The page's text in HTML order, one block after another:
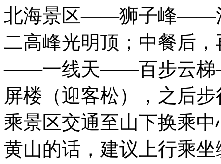
北海景区——狮子峰
二高峰光明顶；中餐后
——一线天——百步云
屏楼（迎客松），之后
乘景区交通至山下换乘
黄山的话，建议上行乘